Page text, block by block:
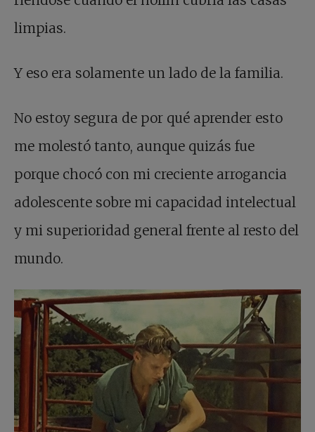
limpias.
Y eso era solamente un lado de la familia.
No estoy segura de por qué aprender esto
me molestó tanto, aunque quizás fue
porque chocó con mi creciente arrogancia
adolescente sobre mi capacidad intelectual
y mi superioridad general frente al resto del
mundo.